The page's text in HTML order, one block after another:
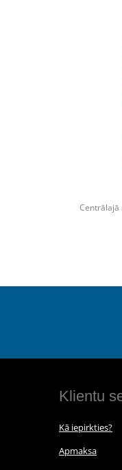
Centrālajā
Klientu
Kā iepirkties?
Apmaksa